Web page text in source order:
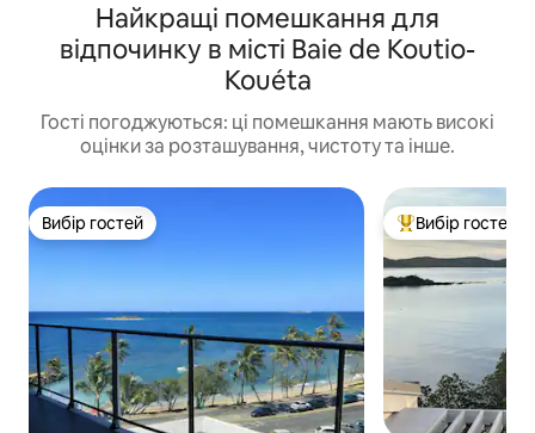
Найкращі помешкання для
відпочинку в місті Baie de Koutio-
Kouéta
Гості погоджуються: ці помешкання мають високі
оцінки за розташування, чистоту та інше.
Вибір гостей
Вибір гостей Топ вибір гостей
Вибір гостей